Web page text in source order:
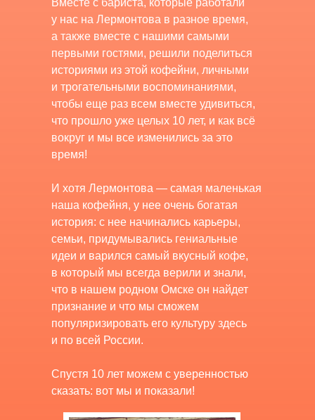
Вместе с бариста, которые работали
у нас на Лермонтова в разное время,
а также вместе с нашими самыми
первыми гостями, решили поделиться
историями из этой кофейни, личными
и трогательными воспоминаниями,
чтобы еще раз всем вместе удивиться,
что прошло уже целых 10 лет, и как всё
вокруг и мы все изменились за это
время!
И хотя Лермонтова — самая маленькая
наша кофейня, у нее очень богатая
история: с нее начинались карьеры,
семьи, придумывались гениальные
идеи и варился самый вкусный кофе,
в который мы всегда верили и знали,
что в нашем родном Омске он найдет
признание и что мы сможем
популяризировать его культуру здесь
и по всей России.
Спустя 10 лет можем с уверенностью
сказать: вот мы и показали!